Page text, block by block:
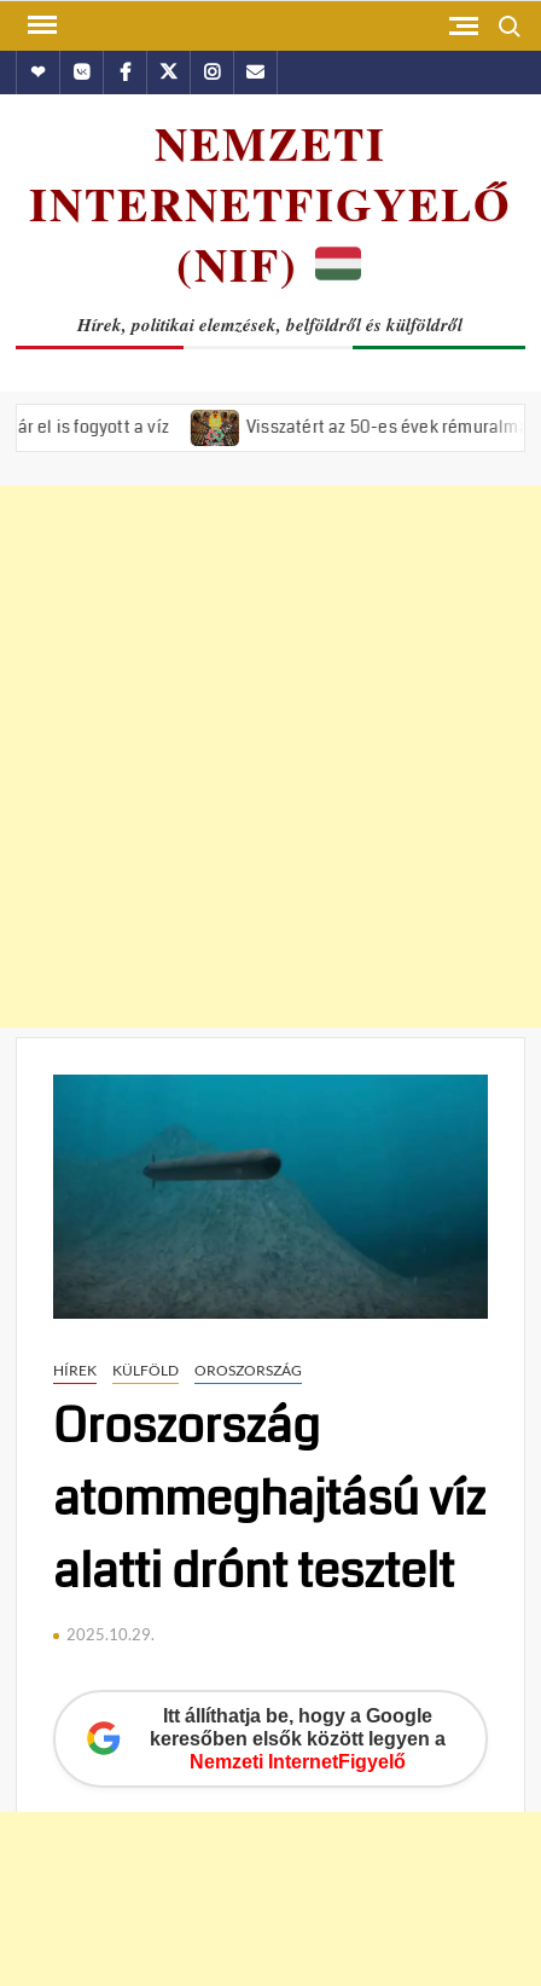
Skip
contentHundubVkontakte
Facebook
TwitterInstagram
Email
NEMZETI
INTERNETFIGYELŐ
(NIF)
Hírek, politikai elemzések, belföldről és külföldről
a víz Visszatért az 50-es évek rémuralma: Megszavazta
HÍREK KÜLFÖLD OROSZORSZÁG
Oroszország
atommeghajtású víz
alatti drónt tesztelt
2025.10.29.
Itt állíthatja be, hogy a Google
keresőben elsők között legyen a
Nemzeti InternetFigyelő